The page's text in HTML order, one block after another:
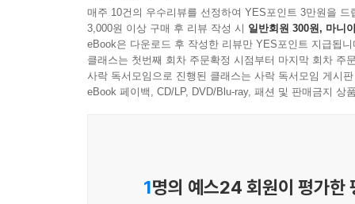
자녀를 성공시킨 엄마의 말은 다르다
‘말’이란 두뇌에 저장되는 모든 프로그램의 의
주장이다. 따라서 아이가 태어나는 순간부터 엄
프로그램이 만들어진다. 반대로 항상 긍정적인
엘리엣 스피처, 에디트 피아프 엄마의 말을 통해
매주 10건의 우수리뷰를 선정하여 YES포인트 3만원을 드
3,000원 이상 구매 후 리뷰 작성 시 일반회원 300원, 마니
eBook은 다운로드 후 작성한 리뷰만 YES포인트 지급됩니
클래스는 첫번째 회차 주문확정 시점부터 마지막 회차 주
사락 독서모임으로 진행된 클래스는 사락 독서모임 게시
eBook 페이백, CD/LP, DVD/Blu-ray, 패션 및 판매금지 상
1명의 예스24 회원이 평가한